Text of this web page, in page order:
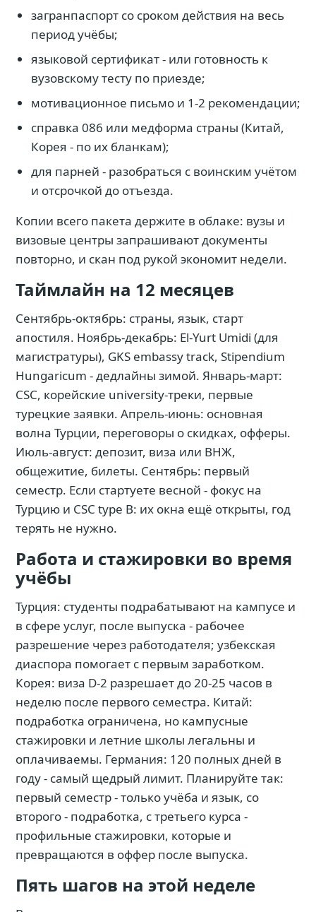
загранпаспорт со сроком действия на весь
период учёбы;
языковой сертификат - или готовность к
вузовскому тесту по приезде;
мотивационное письмо и 1-2 рекомендации;
справка 086 или медформа страны (Китай,
Корея - по их бланкам);
для парней - разобраться с воинским учётом
и отсрочкой до отъезда.
Копии всего пакета держите в облаке: вузы и
визовые центры запрашивают документы
повторно, и скан под рукой экономит недели.
Таймлайн на 12 месяцев
Сентябрь-октябрь: страны, язык, старт
апостиля. Ноябрь-декабрь: El-Yurt Umidi (для
магистратуры), GKS embassy track, Stipendium
Hungaricum - дедлайны зимой. Январь-март:
CSC, корейские university-треки, первые
турецкие заявки. Апрель-июнь: основная
волна Турции, переговоры о скидках, офферы.
Июль-август: депозит, виза или ВНЖ,
общежитие, билеты. Сентябрь: первый
семестр. Если стартуете весной - фокус на
Турцию и CSC type B: их окна ещё открыты, год
терять не нужно.
Работа и стажировки во время
учёбы
Турция: студенты подрабатывают на кампусе и
в сфере услуг, после выпуска - рабочее
разрешение через работодателя; узбекская
диаспора помогает с первым заработком.
Корея: виза D-2 разрешает до 20-25 часов в
неделю после первого семестра. Китай:
подработка ограничена, но кампусные
стажировки и летние школы легальны и
оплачиваемы. Германия: 120 полных дней в
году - самый щедрый лимит. Планируйте так:
первый семестр - только учёба и язык, со
второго - подработка, с третьего курса -
профильные стажировки, которые и
превращаются в оффер после выпуска.
Пять шагов на этой неделе